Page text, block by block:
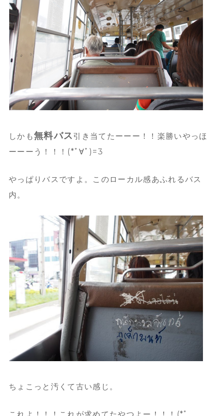
しかも無料バス引き当てたーーー！！楽勝いやっほ
ーーーう！！！(*ﾟ∀ﾟ)=3
やっぱりバスですよ。このローカル感あふれるバス
内。
ちょこっと汚くて古い感じ。
これよ！！！これが求めてたやつよー！！！(*ﾟ